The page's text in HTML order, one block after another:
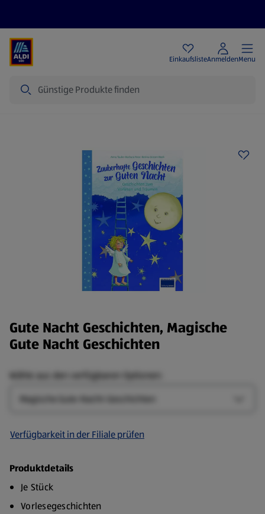
EinkaufslisteAnmeldenMenu
Gute Nacht Geschichten, Magische
Gute Nacht Geschichten
Wähle aus den verfügbaren Optionen:
Verfügbarkeit in der Filiale prüfen
Produktdetails
Je Stück
Vorlesegeschichten